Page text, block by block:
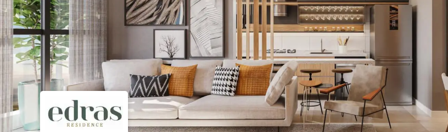
Parcerias Imobiliárias
Anunciar Imóveis
Perfil Verificado
Anunciar imóveis